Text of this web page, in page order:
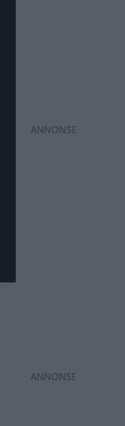
ANNONS
ANNONS